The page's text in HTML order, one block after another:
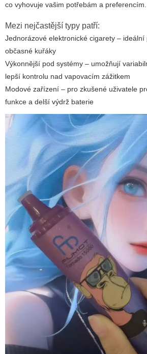
co vyhovuje vašim potřebám a preferencím.
Mezi nejčastější typy patří:
Jednorázové elektronické cigarety –
občasné kuřáky
Výkonnější pod systémy – umožňují
lepší kontrolu nad vapovacím zážitkem
Modové zařízení – pro zkušené uživatele
funkce a delší výdrž baterie